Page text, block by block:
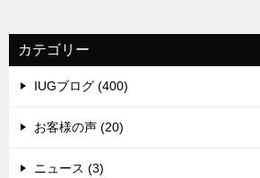
カテゴリー
IUGブログ (400)
お客様の声 (20)
ニュース (3)